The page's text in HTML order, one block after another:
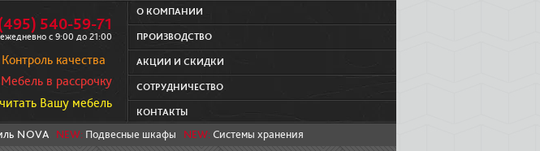
540-59-71
ежедневно с 9:00 до 21:00
Контроль качества
Мебель в рассрочку
Вашу мебель
О КОМПАНИИ
ПРОИЗВОДСТВО
АКЦИИ И СКИДКИ
СОТРУДНИЧЕСТВО
КОНТАКТЫ
NOVA NEW: Подвесные шкафы NEW: Системы хранения